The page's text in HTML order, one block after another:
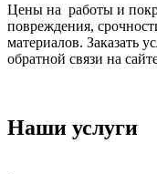
Цены на работы и
повреждения,
материалов. Заказать
обратной связи на
Наши услуги